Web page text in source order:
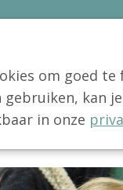
om goed
gebruiken, kan
in onze